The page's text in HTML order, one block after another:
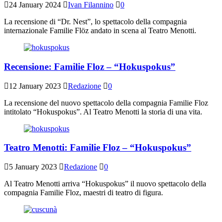
24 January 2024 Ivan Filannino
0
La recensione di “Dr. Nest”, lo spettacolo della compagnia
internazionale Familie Flöz andato in scena al Teatro Menotti.
Recensione: Familie Floz – “Hokuspokus”
12 January 2023 Redazione
0
La recensione del nuovo spettacolo della compagnia Familie Floz
intitolato “Hokuspokus”. Al Teatro Menotti la storia di una vita.
Teatro Menotti: Familie Floz – “Hokuspokus”
5 January 2023 Redazione
0
Al Teatro Menotti arriva “Hokuspokus” il nuovo spettacolo della
compagnia Familie Floz, maestri di teatro di figura.